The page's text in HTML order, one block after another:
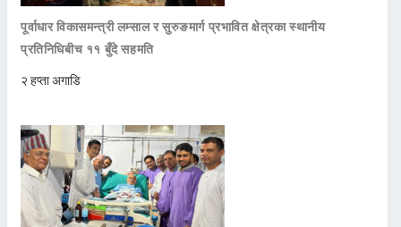
पूर्वाधार विकासमन्त्री लम्साल र सुरुङमार्ग प्रभावित क्षेत्रका स्थानीय
प्रतिनिधिबीच ११ बुँदे सहमति
२ हप्ता अगाडि